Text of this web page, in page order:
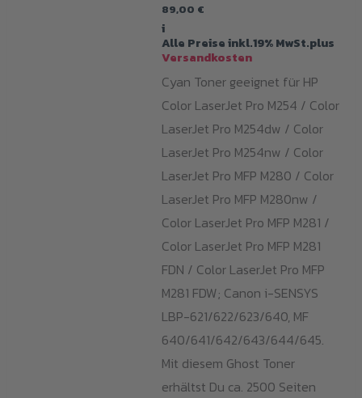
89,00 €
i
Alle Preise inkl.19% MwSt.plus
Versandkosten
Cyan Toner geeignet für HP
Color LaserJet Pro M254 / Color
LaserJet Pro M254dw / Color
LaserJet Pro M254nw / Color
LaserJet Pro MFP M280 / Color
LaserJet Pro MFP M280nw /
Color LaserJet Pro MFP M281 /
Color LaserJet Pro MFP M281
FDN / Color LaserJet Pro MFP
M281 FDW; Canon i-SENSYS
LBP-621/622/623/640, MF
640/641/642/643/644/645.
Mit diesem Ghost Toner
erhältst Du ca. 2500 Seiten